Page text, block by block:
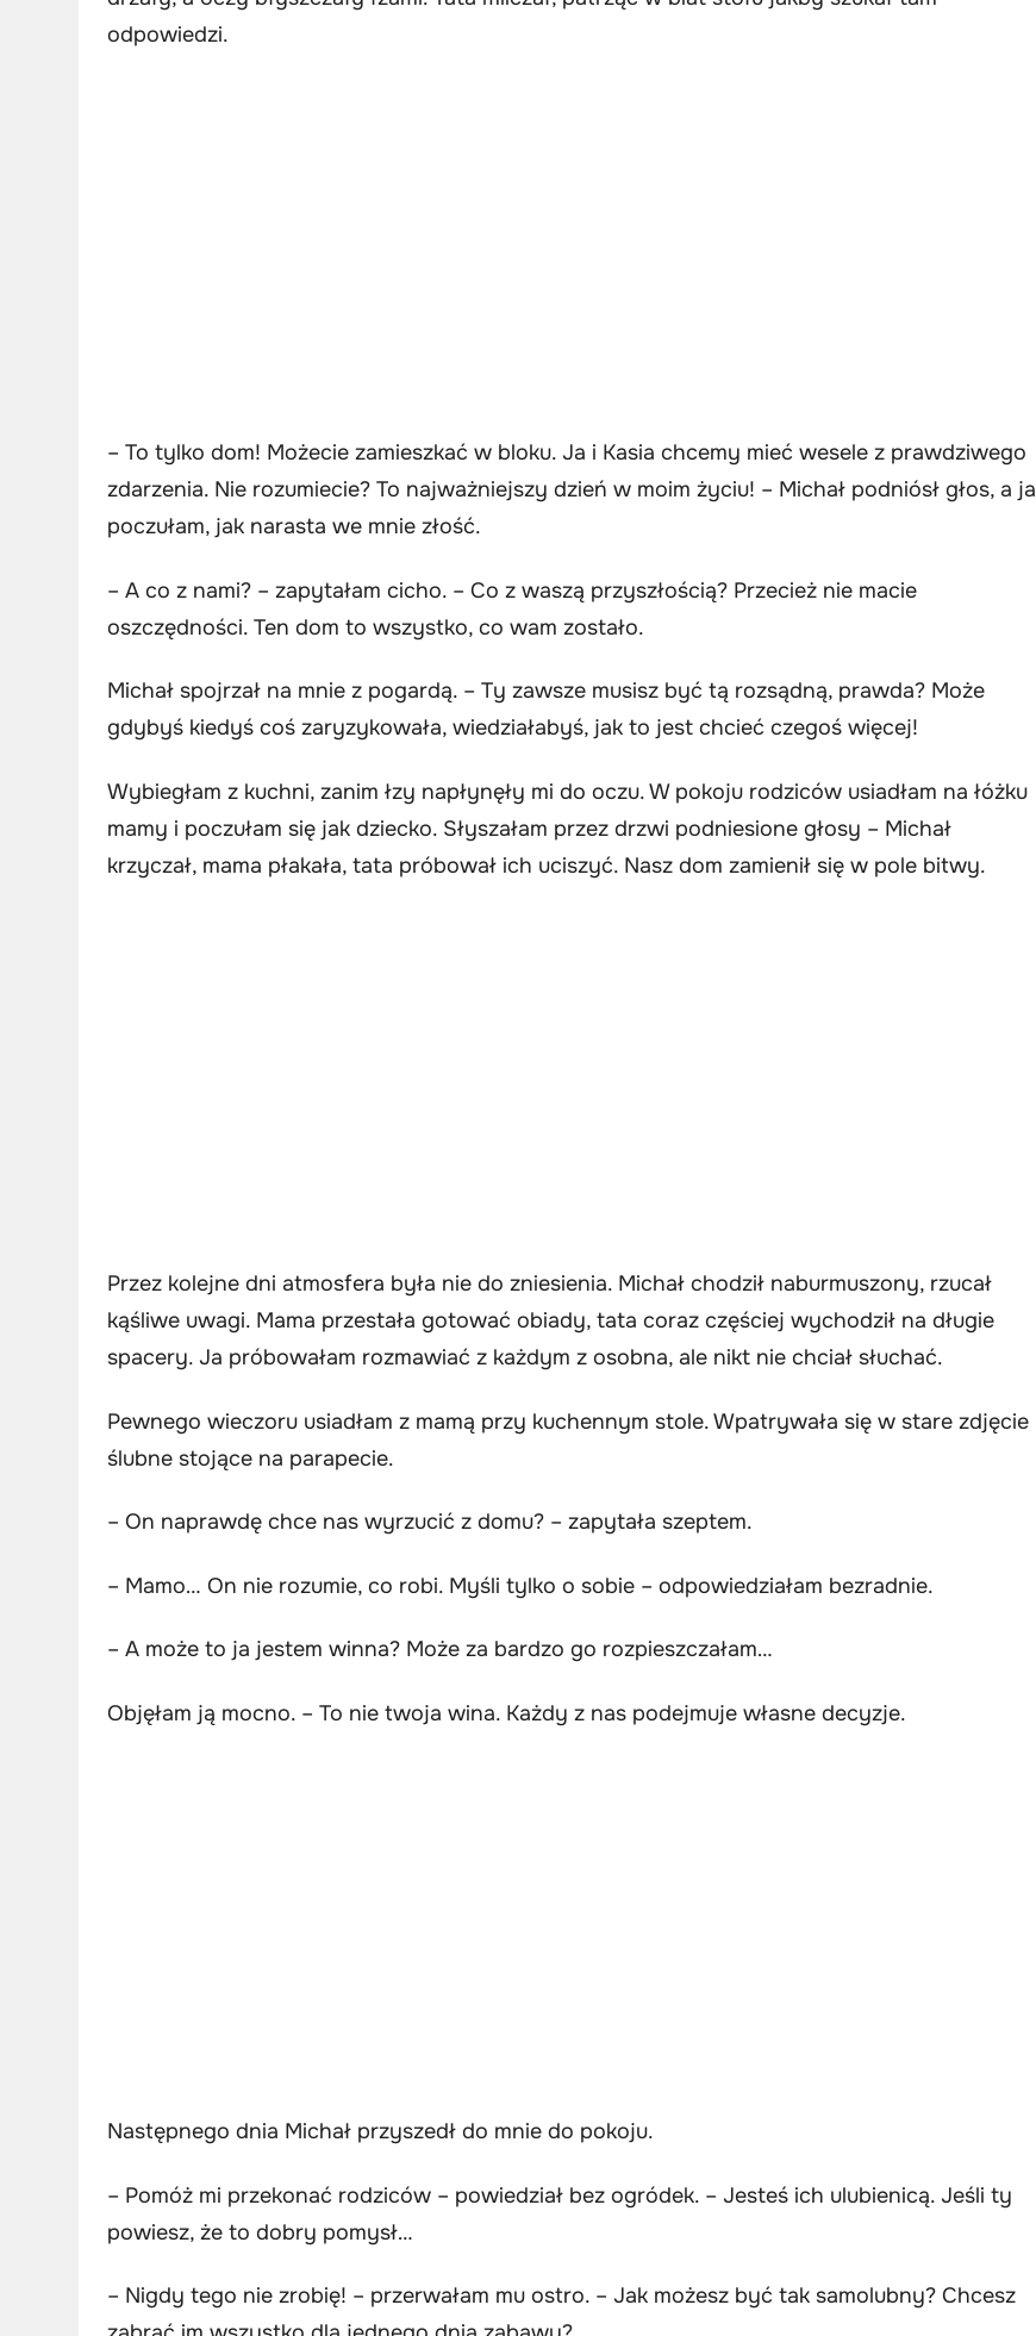
odpowiedzi.
– To tylko dom! Możecie zamieszkać w bloku. Ja i Kasia chcemy mieć wesele z prawdziwego
zdarzenia. Nie rozumiecie? To najważniejszy dzień w moim życiu! – Michał podniósł głos, a ja
poczułam, jak narasta we mnie złość.
– A co z nami? – zapytałam cicho. – Co z waszą przyszłością? Przecież nie macie
oszczędności. Ten dom to wszystko, co wam zostało.
Michał spojrzał na mnie z pogardą. – Ty zawsze musisz być tą rozsądną, prawda? Może
gdybyś kiedyś coś zaryzykowała, wiedziałabyś, jak to jest chcieć czegoś więcej!
Wybiegłam z kuchni, zanim łzy napłynęły mi do oczu. W pokoju rodziców usiadłam na łóżku
mamy i poczułam się jak dziecko. Słyszałam przez drzwi podniesione głosy – Michał
krzyczał, mama płakała, tata próbował ich uciszyć. Nasz dom zamienił się w pole bitwy.
Przez kolejne dni atmosfera była nie do zniesienia. Michał chodził naburmuszony, rzucał
kąśliwe uwagi. Mama przestała gotować obiady, tata coraz częściej wychodził na długie
spacery. Ja próbowałam rozmawiać z każdym z osobna, ale nikt nie chciał słuchać.
Pewnego wieczoru usiadłam z mamą przy kuchennym stole. Wpatrywała się w stare zdjęcie
ślubne stojące na parapecie.
– On naprawdę chce nas wyrzucić z domu? – zapytała szeptem.
– Mamo… On nie rozumie, co robi. Myśli tylko o sobie – odpowiedziałam bezradnie.
– A może to ja jestem winna? Może za bardzo go rozpieszczałam…
Objęłam ją mocno. – To nie twoja wina. Każdy z nas podejmuje własne decyzje.
Następnego dnia Michał przyszedł do mnie do pokoju.
– Pomóż mi przekonać rodziców – powiedział bez ogródek. – Jesteś ich ulubienicą. Jeśli ty
powiesz, że to dobry pomysł…
– Nigdy tego nie zrobię! – przerwałam mu ostro. – Jak możesz być tak samolubny? Chcesz